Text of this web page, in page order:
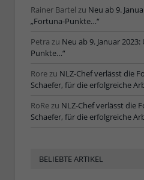
Rainer Bartel zu Neu ab 9.
„Fortuna-Punkte…“
Petra zu Neu ab 9. Januar
Punkte…“
Rorezu NLZ-Chef verlässt die
Schaefer, für die erfolgreiche
RoRezu NLZ-Chef verlässt die
Schaefer, für die erfolgreiche
BELIEBTE ARTIKEL